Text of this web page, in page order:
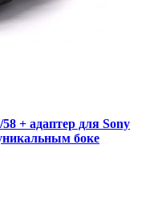
+ адаптер для Sony
боке